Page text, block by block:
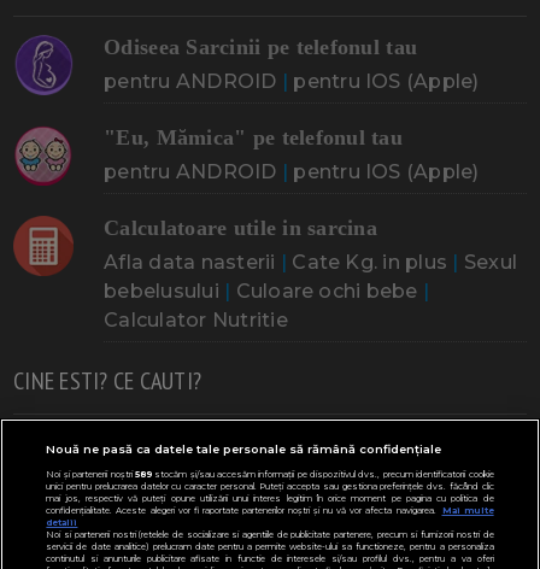
Odiseea Sarcinii pe telefonul tau
pentru ANDROID | pentru IOS (Apple)
"Eu, Mămica" pe telefonul tau
pentru ANDROID | pentru IOS (Apple)
Calculatoare utile in sarcina
Afla data nasterii | Cate Kg. in plus | Sexul
bebelusului | Culoare ochi bebe |
Calculator Nutritie
CINE ESTI? CE CAUTI?
Doresc un copil Adoptia Probleme cu sarcina
Urmeaza sa nasc Probleme alaptare Bebe plange
Bebe febra Cresa, Gradinta
Mergem la scoala Copil bolnav Copii cu nevoi speciale
Nouă ne pasă ca datele tale personale să rămână confidențiale
Noi și partenerii noștri589stocăm și/sau accesăm informații pe dispozitivul dvs., precum identificatorii cookie
unici pentru prelucrarea datelor cu caracter personal. Puteți accepta sau gestiona preferințele dvs. făcând clic
mai jos, respectiv vă puteți opune utilizării unui interes legitim în orice moment pe pagina cu politica de
confidențialitate. Aceste alegeri vor fi raportate partenerilor noștri și nu vă vor afecta navigarea.
Mai multe
detalii
Noi si partenerii nostri (retelele de socializare si agentiile de publicitate partenere, precum si furnizorii nostri de
servicii de date analitice) prelucram date pentru a permite website-ului sa functioneze, pentru a personaliza
continutul si anunturile publicitare afisate in functie de interesele si/sau profilul dvs., pentru a va oferi